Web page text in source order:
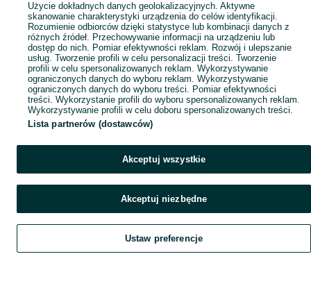
Szukaj Obserwujesz Dodaj Czat Konto
Użycie dokładnych danych geolokalizacyjnych. Aktywne
skanowanie charakterystyki urządzenia do celów identyfikacji.
Rozumienie odbiorców dzięki statystyce lub kombinacji danych z
różnych źródeł. Przechowywanie informacji na urządzeniu lub
dostęp do nich. Pomiar efektywności reklam. Rozwój i ulepszanie
usług. Tworzenie profili w celu personalizacji treści. Tworzenie
profili w celu spersonalizowanych reklam. Wykorzystywanie
ograniczonych danych do wyboru reklam. Wykorzystywanie
ograniczonych danych do wyboru treści. Pomiar efektywności
treści. Wykorzystanie profili do wyboru spersonalizowanych reklam.
Wykorzystywanie profili w celu doboru spersonalizowanych treści.
Lista partnerów (dostawców)
Akceptuj wszystkie
Akceptuj niezbędne
Ustaw preferencje